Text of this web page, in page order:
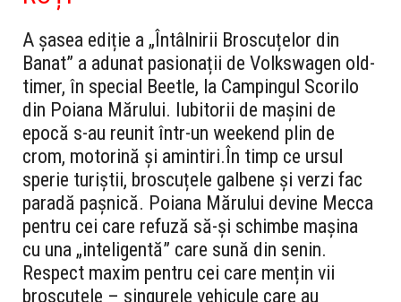
A șasea ediție a „Întâlnirii Broscuțelor din
Banat” a adunat pasionații de Volkswagen old-
timer, în special Beetle, la Campingul Scorilo
din Poiana Mărului. Iubitorii de mașini de
epocă s-au reunit într-un weekend plin de
crom, motorină și amintiri.În timp ce ursul
sperie turiștii, broscuțele galbene și verzi fac
paradă pașnică. Poiana Mărului devine Mecca
pentru cei care refuză să-și schimbe mașina
cu una „inteligentă” care sună din senin.
Respect maxim pentru cei care mențin vii
broscuțele – singurele vehicule care au